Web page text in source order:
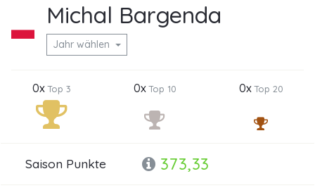
Michal Bargenda
Jahr wählen
0xTop 3 0xTop 10 0xTop 20
Saison Punkte 373,33